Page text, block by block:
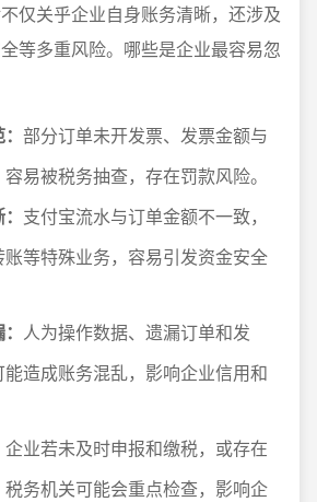
仅关乎企业自身账务清晰，还涉及
等多重风险。哪些是企业最容易忽
部分订单未开发票、发票金额与
易被税务抽查，存在罚款风险。
支付宝流水与订单金额不一致，
等特殊业务，容易引发资金安全
人为操作数据、遗漏订单和发
造成账务混乱，影响企业信用和
企业若未及时申报和缴税，或存在
务机关可能会重点检查，影响企